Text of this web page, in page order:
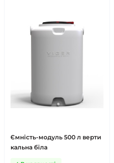
Ємність-модуль 500 л верти
кальна біла